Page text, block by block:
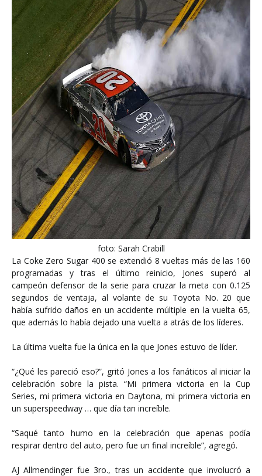
foto: Sarah Crabill
La Coke Zero Sugar 400 se extendió 8 vueltas más de las 160
programadas y tras el último reinicio, Jones superó al
campeón defensor de la serie para cruzar la meta con 0.125
segundos de ventaja, al volante de su Toyota No. 20 que
había sufrido daños en un accidente múltiple en la vuelta 65,
que además lo había dejado una vuelta a atrás de los líderes.
La última vuelta fue la única en la que Jones estuvo de líder.
“¿Qué les pareció eso?”, gritó Jones a los fanáticos al iniciar la
celebración sobre la pista. “Mi primera victoria en la Cup
Series, mi primera victoria en Daytona, mi primera victoria en
un superspeedway … que día tan increíble.
“Saqué tanto humo en la celebración que apenas podía
respirar dentro del auto, pero fue un final increíble”, agregó.
AJ Allmendinger fue 3ro., tras un accidente que involucró a